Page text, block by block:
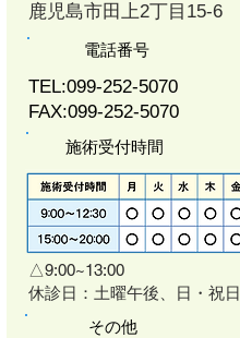
鹿児島市田上2丁目15-6
電話番号
TEL:099-252-5070
FAX:099-252-5070
施術受付時間
△9:00~13:00
​休診日：土曜午後、日・祝日
その他